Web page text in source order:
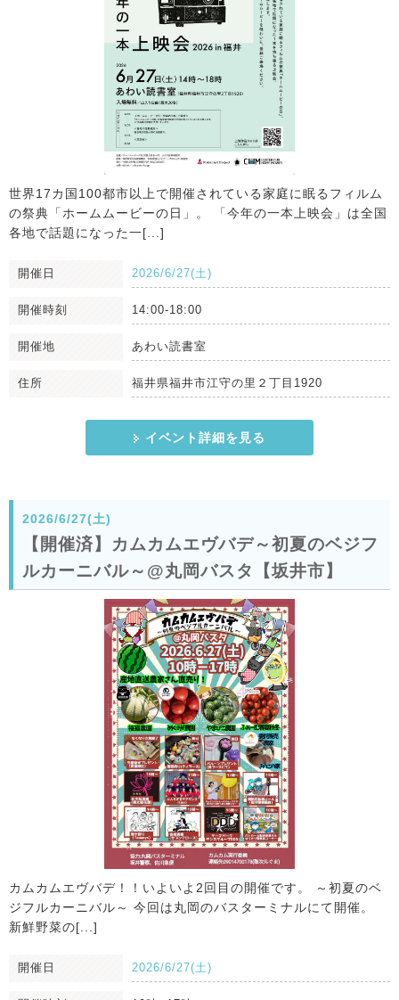
世界17カ国100都市以上で開催されている家庭に眠るフィルム
の祭典「ホームムービーの日」。 「今年の一本上映会」は全国
各地で話題になった一[...]
開催日 2026/6/27(土)
開催時刻 14:00-18:00
開催地 あわい読書室
住所 福井県福井市江守の里２丁目1920
イベント詳細を見る
2026/6/27(土)
【開催済】カムカムエヴバデ～初夏のベジフ
ルカーニバル～@丸岡バスタ【坂井市】
カムカムエヴバデ！！いよいよ2回目の開催です。 ～初夏のベ
ジフルカーニバル～ 今回は丸岡のバスターミナルにて開催。
新鮮野菜の[...]
開催日 2026/6/27(土)